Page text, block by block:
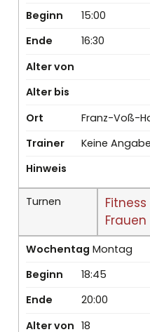
Beginn
15:00
Ende
16:30
Alter von
Alter bis
Ort
Franz-Voß-
Trainer
Keine Angabe
Hinweis
Turnen
Frauen
Wochentag Montag
Beginn
18:45
Ende
20:00
Alter von 18